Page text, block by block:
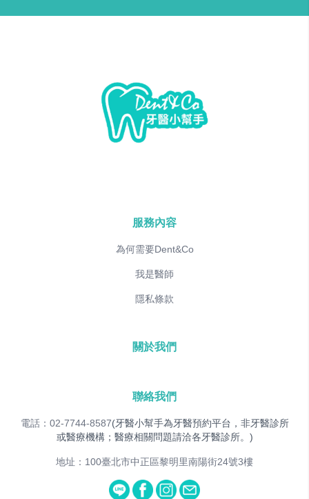
服務內容
為何需要Dent&Co
我是醫師
隱私條款
關於我們
聯絡我們
電話：02-7744-8587(牙醫小幫手為牙醫預約平台，非牙醫診所
或醫療機構；醫療相關問題請洽各牙醫診所。)
地址：100臺北市中正區黎明里南陽街24號3樓